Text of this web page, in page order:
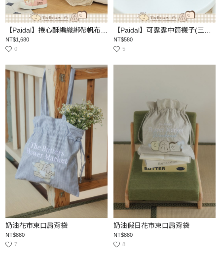
【Paidal】捲心酥編織綁帶帆布餅乾鞋
NT$1,680
0
【Paidal】可露露中筒襪子(三入組)
NT$580
5
奶油花市束口肩背袋
NT$880
7
奶油假日花市束口肩背袋
NT$880
8